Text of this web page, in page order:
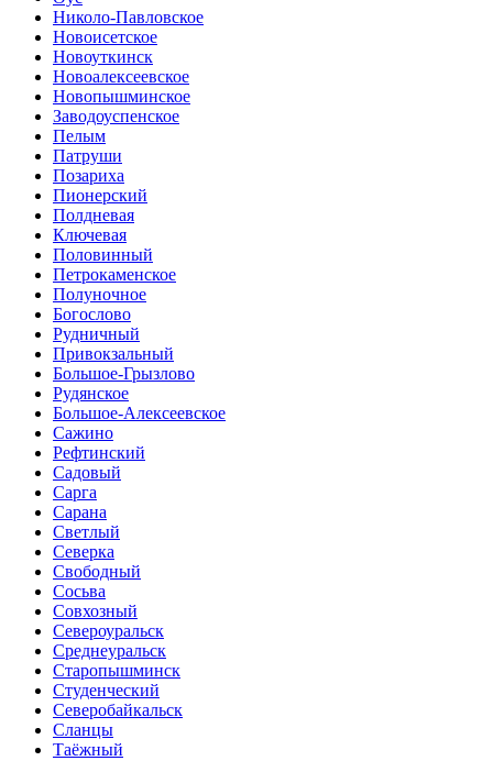
Николо-Павловское
Новоисетское
Новоуткинск
Новоалексеевское
Новопышминское
Заводоуспенское
Пелым
Патруши
Позариха
Пионерский
Полдневая
Ключевая
Половинный
Петрокаменское
Полуночное
Богослово
Рудничный
Привокзальный
Большое-Грызлово
Рудянское
Большое-Алексеевское
Сажино
Рефтинский
Садовый
Сарга
Сарана
Светлый
Северка
Свободный
Сосьва
Совхозный
Североуральск
Среднеуральск
Старопышминск
Студенческий
Северобайкальск
Сланцы
Таёжный